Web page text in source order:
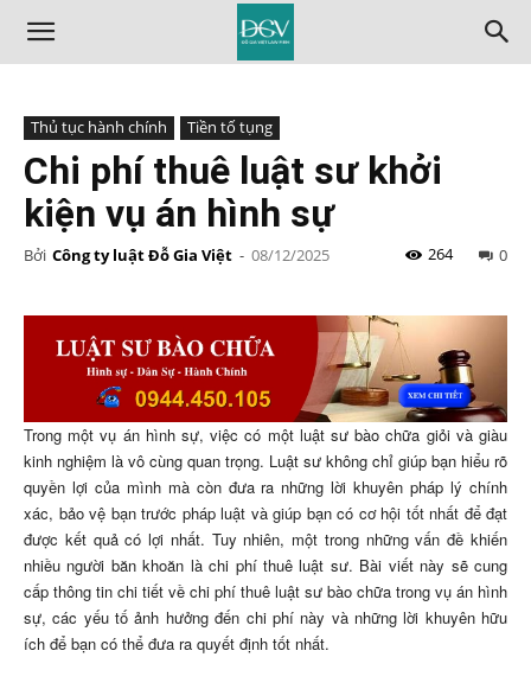
Thủ tục hành chính Tiền tố tụng
Chi phí thuê luật sư khởi
kiện vụ án hình sự
Bởi Công ty luật Đỗ Gia Việt - 08/12/2025 0
264
Trong một vụ án hình sự, việc có một luật sư bào chữa giỏi và giàu
kinh nghiệm là vô cùng quan trọng. Luật sư không chỉ giúp bạn hiểu rõ
quyền lợi của mình mà còn đưa ra những lời khuyên pháp lý chính
xác, bảo vệ bạn trước pháp luật và giúp bạn có cơ hội tốt nhất để đạt
được kết quả có lợi nhất. Tuy nhiên, một trong những vấn đề khiến
nhiều người băn khoăn là chi phí thuê luật sư. Bài viết này sẽ cung
cấp thông tin chi tiết về chi phí thuê luật sư bào chữa trong vụ án hình
sự, các yếu tố ảnh hưởng đến chi phí này và những lời khuyên hữu
ích để bạn có thể đưa ra quyết định tốt nhất.